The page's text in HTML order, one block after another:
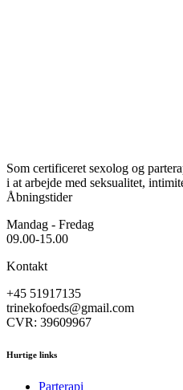
Som certificeret sexolog og
i at arbejde med seksualitet,
Åbningstider
Mandag - Fredag
09.00-15.00
Kontakt
+45 51917135
trinekofoeds@gmail.com
CVR: 39609967
Hurtige links
Parterapi